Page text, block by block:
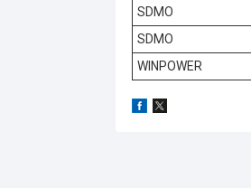
SDMO
SDMO
WINPOWER